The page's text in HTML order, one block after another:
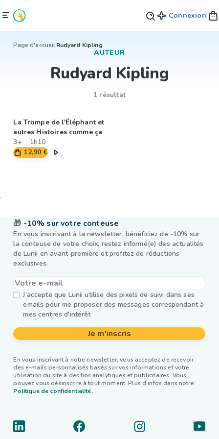
Connexion
Page d'accueilRudyard Kipling
AUTEUR
Rudyard Kipling
1 résultat
La Trompe de l'Éléphant et
autres Histoires comme ça
3+
1h10
12,90 €
🎁 -10% sur votre conteuse
En vous inscrivant à la newsletter, bénéficiez de -10% sur
la conteuse de votre choix, restez informé(e) des actualités
de Lunii en avant-première et profitez de réductions
exclusives.
J’accepte que Lunii utilise des pixels de suivi dans ses
emails pour me proposer des messages correspondant à
mes centres d'intérêt
Je m'inscris
En vous inscrivant à notre newsletter, vous acceptez de recevoir
des e-mails personnalisés basés sur vos informations et votre
utilisation du site à des fins analytiques et publicitaires. Vous
pouvez vous désinscrire à tout moment. Plus d’infos dans notre
Politique de confidentialité.